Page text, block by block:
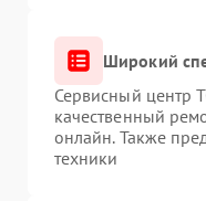
Широкий
Сервисный центр
качественный
онлайн. Также
техники